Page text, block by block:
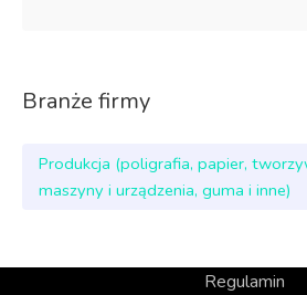
Branże firmy
Produkcja (poligrafia, papier,
maszyny i urządzenia, guma i inne)
Regulamin